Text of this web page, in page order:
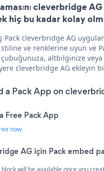
cleverbridge
hiç bu kadar kolay
Pack cleverbridge AG
ve renklerine uyun ve
çubuğunuza, altbilginize
cleverbridge AG ekleyin
a Pack App on
Free Pack App
now
AG için Pack embed
block will be available once you